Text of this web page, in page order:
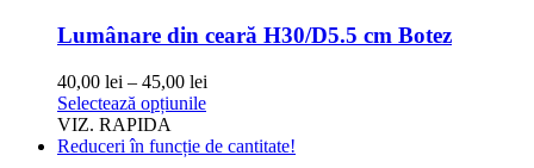
Opțiunile
pot
fi
alese
în
pagina
produsului.
Lumânare din ceară H30/D5.5 cm Botez
40,00 lei – 45,00 lei
Selectează opțiunileAcest
are
VIZ. RAPIDA
Reduceri în funcție de cantitate!